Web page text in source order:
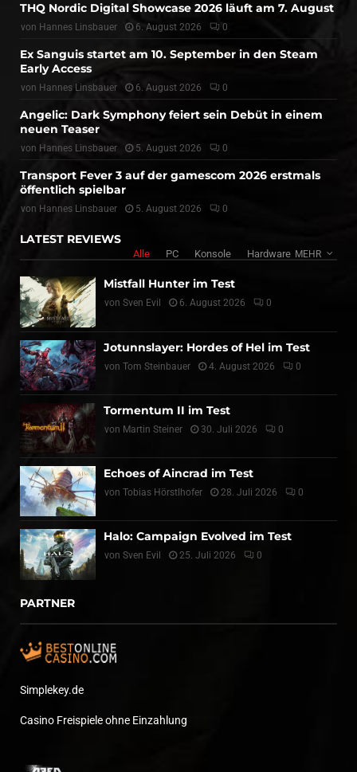
THQ Nordic Digital Showcase 2026 läuft am 7. August
von Hannes Linsbauer 6. August 2026 0
Ex Sanguis startet am 10. September in den Steam
Early Access
von Hannes Linsbauer 6. August 2026 0
Angelic: Dark Symphony feiert sein Debüt in einem
neuen Teaser
von Hannes Linsbauer 5. August 2026 0
Transport Fever 3 auf der gamescom 2026 erstmals
öffentlich spielbar
von Hannes Linsbauer 5. August 2026 0
LATEST REVIEWS
Alle PC Konsole Hardware MEHR
Mistfall Hunter im Test
von Sven Evil 6. August 2026 0
Jotunnslayer: Hordes of Hel im Test
von Tom Steinbauer 4. August 2026 0
Tormentum II im Test
von Martin Steiner 30. Juli 2026 0
Echoes of Aincrad im Test
von Tobias Hörstlhofer 28. Juli 2026 0
Halo: Campaign Evolved im Test
von Sven Evil 25. Juli 2026 0
PARTNER
Simplekey.de
Casino Freispiele ohne Einzahlung